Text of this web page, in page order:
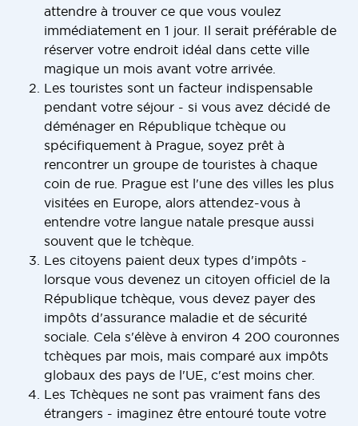
attendre à trouver ce que vous voulez
immédiatement en 1 jour. Il serait préférable de
réserver votre endroit idéal dans cette ville
magique un mois avant votre arrivée.
Les touristes sont un facteur indispensable
pendant votre séjour - si vous avez décidé de
déménager en République tchèque ou
spécifiquement à Prague, soyez prêt à
rencontrer un groupe de touristes à chaque
coin de rue. Prague est l'une des villes les plus
visitées en Europe, alors attendez-vous à
entendre votre langue natale presque aussi
souvent que le tchèque.
Les citoyens paient deux types d'impôts -
lorsque vous devenez un citoyen officiel de la
République tchèque, vous devez payer des
impôts d'assurance maladie et de sécurité
sociale. Cela s'élève à environ 4 200 couronnes
tchèques par mois, mais comparé aux impôts
globaux des pays de l'UE, c'est moins cher.
Les Tchèques ne sont pas vraiment fans des
étrangers - imaginez être entouré toute votre